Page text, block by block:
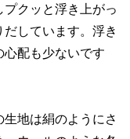
クッと浮き上がっ
しています。浮き
配も少ないです
地は絹のようにさ